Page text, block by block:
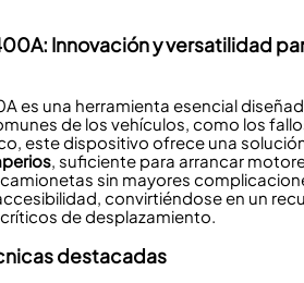
Innovación y versatilidad
es una herramienta esencial
de los vehículos, como los
este dispositivo ofrece una
, suficiente para arrancar
sin mayores
convirtiéndose en un
de desplazamiento.
destacadas